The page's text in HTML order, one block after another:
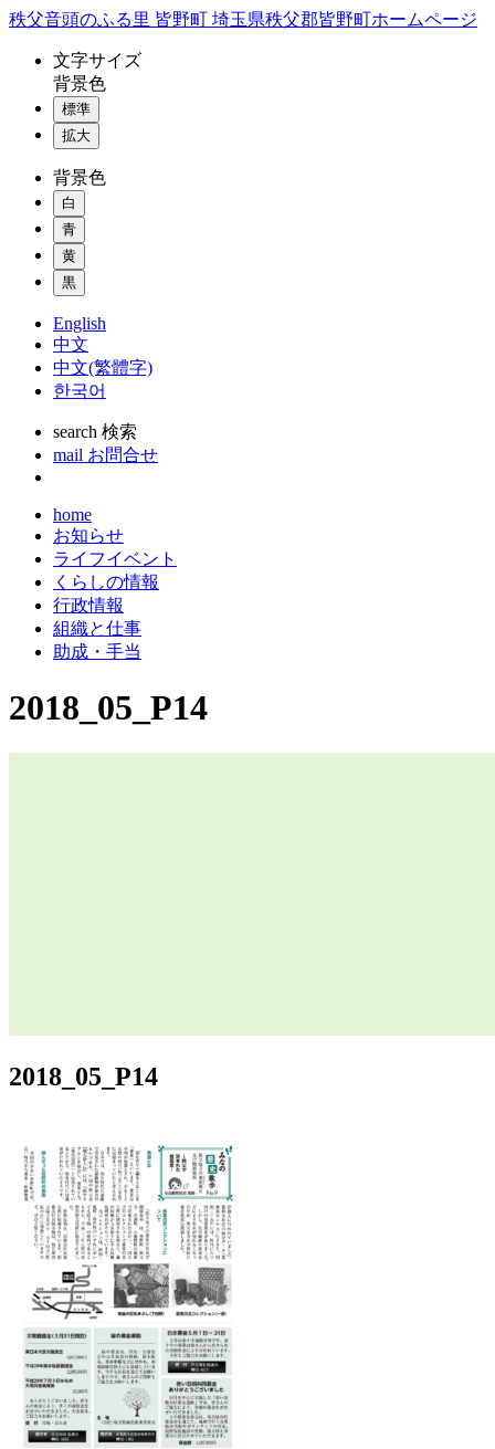
コ
秩父音頭のふる里 皆野町 埼玉県秩父郡皆野町ホームページ
文字サイズ
背景色
標準
拡大
背景色
白
青
黄
黒
English
中文
中文(繁體字)
한국어
search 検索
mail お問合せ
home
お知らせ
ライフイベント
くらしの情報
行政情報
組織と仕事
助成・手当
2018_05_P14
2018_05_P14